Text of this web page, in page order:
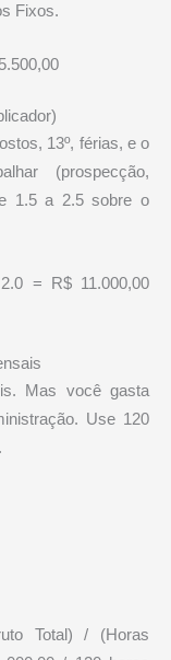
Fixos.
13º, férias, e o
(prospecção,
1.5 a 2.5 sobre o
= R$ 11.000,00
Mas você gasta
Use 120
Total) / (Horas